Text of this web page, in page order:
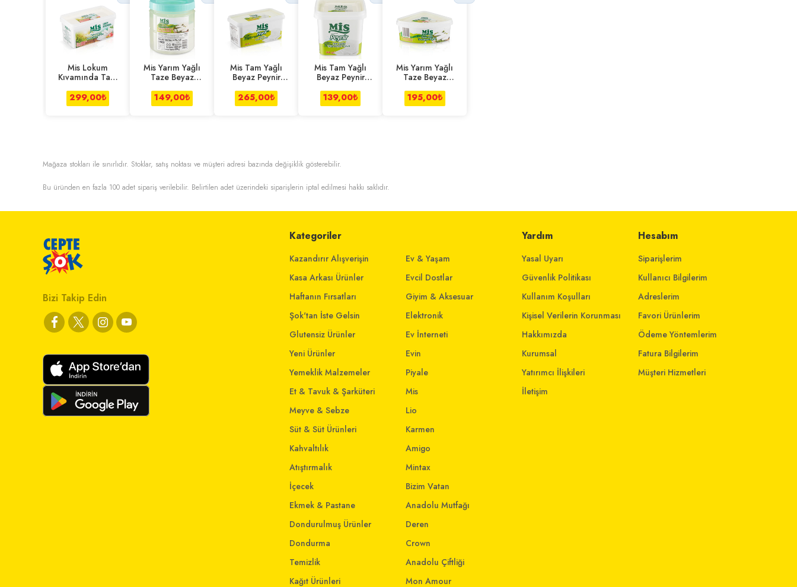
Mis Lokum
Kıvamında Tam
Peynir 1 kg
299,00₺
Mis Yarım Yağlı
Taze Beyaz
149,00₺
Mis Tam Yağlı
Beyaz Peynir
265,00₺
Mis Tam Yağlı
Beyaz Peynir
139,00₺
Mis Yarım Yağlı
Taze Beyaz
195,00₺
Mağaza stokları ile sınırlıdır. Stoklar, satış noktası ve müşteri adresi bazında değişiklik gösterebilir.
Bu üründen en fazla 100 adet sipariş verilebilir. Belirtilen adet üzerindeki siparişlerin iptal edilmesi hakkı saklıdır.
Bizi Takip Edin
Kategoriler
Kazandırır Alışverişin
Kasa Arkası Ürünler
Haftanın Fırsatları
Şok'tan İste Gelsin
Glutensiz Ürünler
Yeni Ürünler
Yemeklik Malzemeler
Et & Tavuk & Şarküteri
Meyve & Sebze
Süt & Süt Ürünleri
Kahvaltılık
Atıştırmalık
İçecek
Ekmek & Pastane
Dondurulmuş Ürünler
Dondurma
Temizlik
Kağıt Ürünleri
Ev & Yaşam
Evcil Dostlar
Giyim & Aksesuar
Elektronik
Ev İnterneti
Evin
Piyale
Mis
Lio
Karmen
Amigo
Mintax
Bizim Vatan
Anadolu Mutfağı
Deren
Crown
Anadolu Çiftliği
Mon Amour
Yardım
Yasal Uyarı
Güvenlik Politikası
Kullanım Koşulları
Kişisel Verilerin Korunması
Hakkımızda
Kurumsal
Yatırımcı İlişkileri
İletişim
Hesabım
Siparişlerim
Kullanıcı Bilgilerim
Adreslerim
Favori Ürünlerim
Ödeme Yöntemlerim
Fatura Bilgilerim
Müşteri Hizmetleri